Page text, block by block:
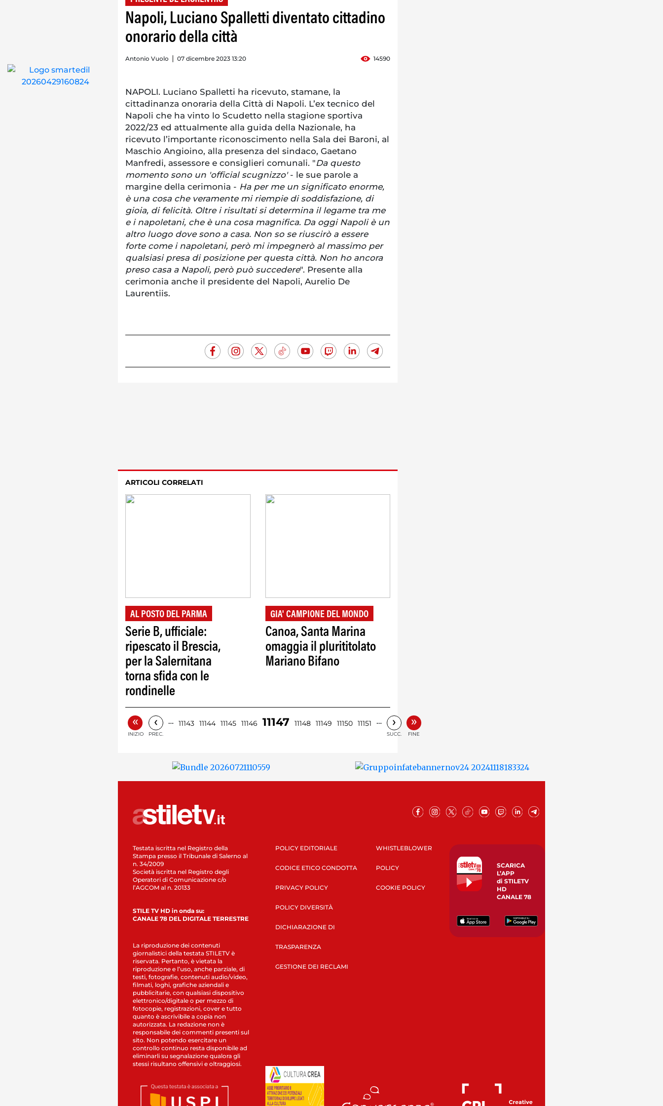
Napoli, Luciano Spalletti diventato cittadino
onorario della città
Antonio Vuolo 07 dicembre 2023 13:20 14590
NAPOLI. Luciano Spalletti ha ricevuto, stamane, la
cittadinanza onoraria della Città di Napoli. L’ex tecnico del
Napoli che ha vinto lo Scudetto nella stagione sportiva
2022/23 ed attualmente alla guida della Nazionale, ha
ricevuto l’importante riconoscimento nella Sala dei Baroni, al
Maschio Angioino, alla presenza del sindaco, Gaetano
Manfredi, assessore e consiglieri comunali. "Da questo
momento sono un 'official scugnizzo' - le sue parole a
margine della cerimonia - Ha per me un significato enorme,
è una cosa che veramente mi riempie di soddisfazione, di
gioia, di felicità. Oltre i risultati si determina il legame tra me
e i napoletani, che è una cosa magnifica. Da oggi Napoli è un
altro luogo dove sono a casa. Non so se riuscirò a essere
forte come i napoletani, però mi impegnerò al massimo per
qualsiasi presa di posizione per questa città. Non ho ancora
preso casa a Napoli, però può succedere". Presente alla
cerimonia anche il presidente del Napoli, Aurelio De
Laurentiis.
ARTICOLI CORRELATI
AL POSTO DEL PARMA
Serie B, ufficiale:
ripescato il Brescia,
per la Salernitana
torna sfida con le
rondinelle
GIA' CAMPIONE DEL MONDO
Canoa, Santa Marina
omaggia il plurititolato
Mariano Bifano
«
INIZIO
‹
PREC.
… 11143 11144 11145 11146 11147 11148 11149 11150 11151 … ›
SUCC.
»
FINE
Testata iscritta nel Registro della
Stampa presso il Tribunale di Salerno al
n. 34/2009
Società iscritta nel Registro degli
Operatori di Comunicazione c/o
l’AGCOM al n. 20133
STILE TV HD in onda su:
CANALE 78 DEL DIGITALE TERRESTRE
La riproduzione dei contenuti
giornalistici della testata STILETV è
riservata. Pertanto, è vietata la
riproduzione e l’uso, anche parziale, di
testi, fotografie, contenuti audio/video,
filmati, loghi, grafiche aziendali e
pubblicitarie, con qualsiasi dispositivo
elettronico/digitale o per mezzo di
fotocopie, registrazioni, cover e tutto
quanto è ascrivibile a copia non
autorizzata. La redazione non è
responsabile dei commenti presenti sul
sito. Non potendo esercitare un
controllo continuo resta disponibile ad
eliminarli su segnalazione qualora gli
stessi risultano offensivi e oltraggiosi.
POLICY EDITORIALE
CODICE ETICO CONDOTTA
PRIVACY POLICY
POLICY DIVERSITÀ
DICHIARAZIONE DI
TRASPARENZA
GESTIONE DEI RECLAMI
WHISTLEBLOWER
POLICY
COOKIE POLICY
SCARICA
L’APP
di STILETV
HD
CANALE 78